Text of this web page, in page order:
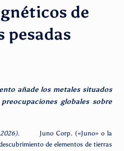
de
pesadas
añade los metales situados
globales sobre
de 2026). Juno Corp. («Juno» o la
de elementos de tierras